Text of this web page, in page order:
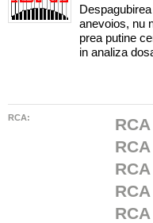
anevoios, nu
prea putine
in analiza
RCA: